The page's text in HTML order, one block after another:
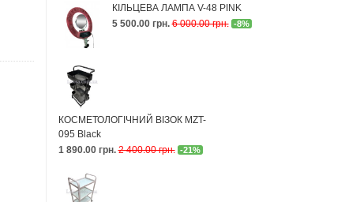
КІЛЬЦЕВА ЛАМПА V-48 PINK
5 500.00 грн. 6 000.00 грн. -8%
КОСМЕТОЛОГІЧНИЙ ВІЗОК MZT-
095 Black
1 890.00 грн. 2 400.00 грн. -21%